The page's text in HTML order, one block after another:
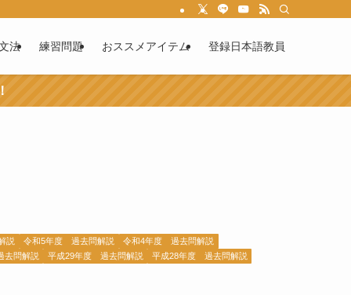
法 練習問題 おススメアイテム 登録日本語教員
説 令和5年度 過去問解説
令和4年度 過去問解説
問解説 平成29年度 過去問解説
平成28年度 過去問解説